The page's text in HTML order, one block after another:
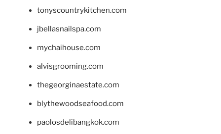
tonyscountrykitchen.com
jbellasnailspa.com
mychaihouse.com
alvisgrooming.com
thegeorginaestate.com
blythewoodseafood.com
paolosdelibangkok.com